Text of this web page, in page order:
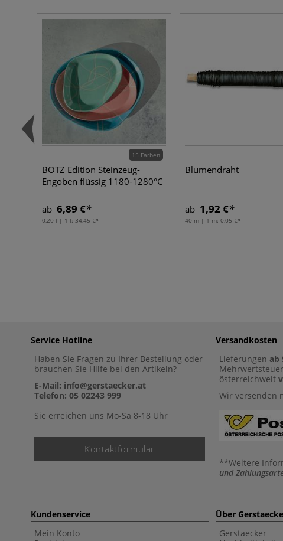
15 Farben
BOTZ Edition Steinzeug-
Engoben flüssig 1180-1280°C
ab 6,89 €
0,20 l | 1 l: 34,45 €
Blumendraht
ab 1,92 €
40 m | 1 m: 0,05 €
Service Hotline
Haben Sie Fragen zu Ihrer Bestellung oder
brauchen Sie Hilfe bei den Artikeln?
E-Mail: info@gerstaecker.at
Telefon: 05 02243 999
Sie erreichen uns Mo-Sa 8-18 Uhr
Kontaktformular
Versandkosten
Lieferungen ab
österreichweit
Wir versenden
**Weitere
und
Kundenservice
Mein Konto
Über
Gerstaecker